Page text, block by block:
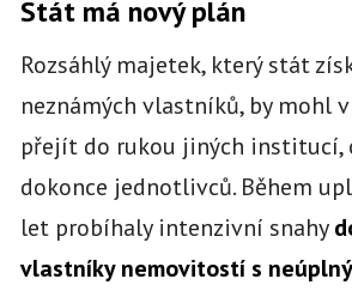
Stát má nový plán
Rozsáhlý majetek, který stát
neznámých vlastníků, by mohl
přejít do rukou jiných institucí,
dokonce jednotlivců. Během
let probíhaly intenzivní snahy
vlastníky nemovitostí s